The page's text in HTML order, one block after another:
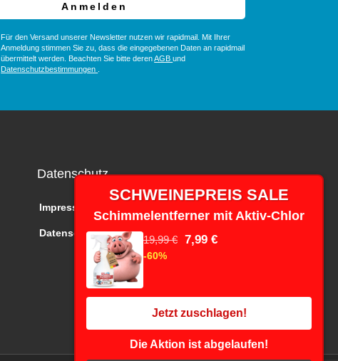
Anmelden
Für den Versand unserer Newsletter nutzen wir rapidmail. Mit Ihrer
Anmeldung stimmen Sie zu, dass die eingegebenen Daten an rapidmail
übermittelt werden. Beachten Sie bitte derenAGBund
Datenschutzbestimmungen
Datenschutz
Impressum
Datenschutz
SCHWEINEPREIS SALE
Schimmelentferner mit Aktiv-Chlor
19,99 € 7,99 €
-60%
Jetzt zuschlagen!
Die Aktion ist abgelaufen!